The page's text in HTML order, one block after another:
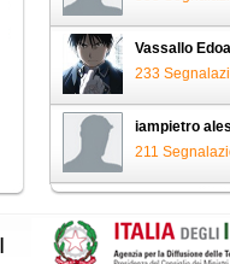
Vassallo
233
iampietro
211